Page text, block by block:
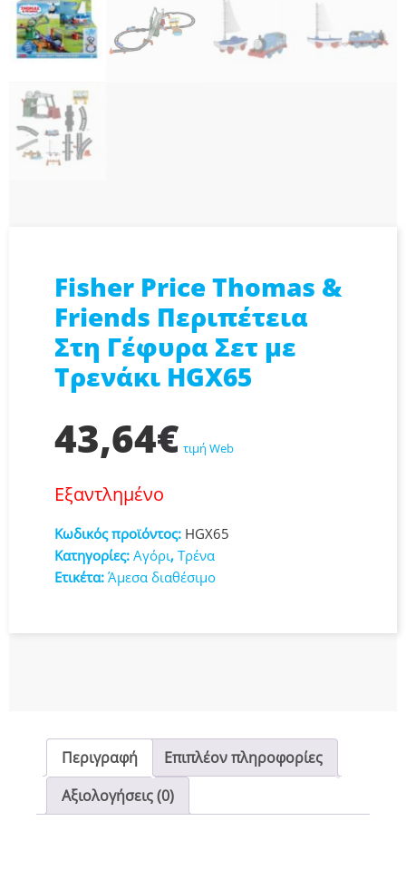
Fisher Price Thomas &
Friends Περιπέτεια
Στη Γέφυρα Σετ με
Τρενάκι HGX65
43,64€ τιμή Web
Εξαντλημένο
Κωδικός προϊόντος: HGX65
Κατηγορίες: Αγόρι, Τρένα
Ετικέτα: Άμεσα διαθέσιμο
Περιγραφή
Επιπλέον πληροφορίες
Αξιολογήσεις (0)